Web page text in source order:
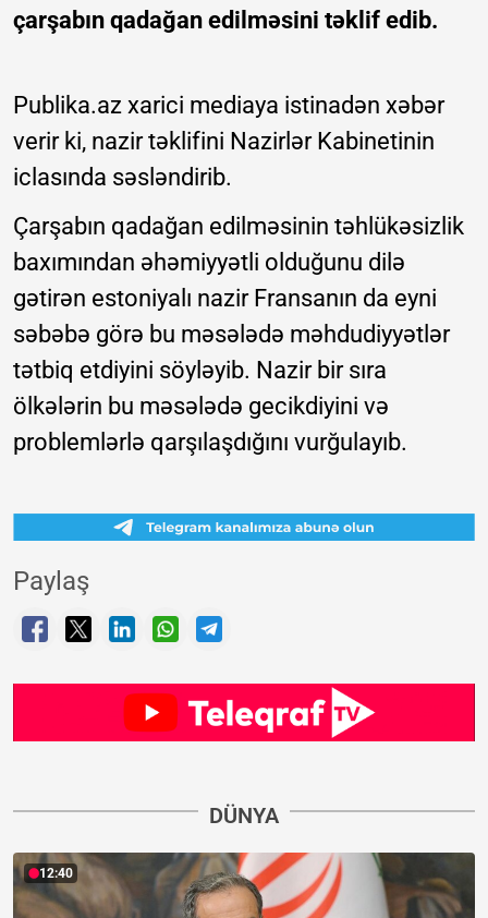
çarşabın qadağan edilməsini təklif edib.
Publika.az xarici mediaya istinadən xəbər
verir ki, nazir təklifini Nazirlər Kabinetinin
iclasında səsləndirib.
Çarşabın qadağan edilməsinin təhlükəsizlik
baxımından əhəmiyyətli olduğunu dilə
gətirən estoniyalı nazir Fransanın da eyni
səbəbə görə bu məsələdə məhdudiyyətlər
tətbiq etdiyini söyləyib. Nazir bir sıra
ölkələrin bu məsələdə gecikdiyini və
problemlərlə qarşılaşdığını vurğulayıb.
Paylaş
DÜNYA
12:40